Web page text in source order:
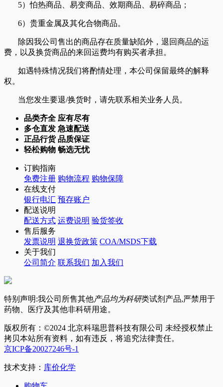
5）怕热商品、易变商品、效期商品、易碎商品；
6）贵重金属及其化合物商品。
除因我公司售出的商品存在质量缺陷外，退回商品的运
费，以及换货商品的来回运费均有购买者承担。
如遇特殊情况我们将酌情处理，本公司保留最终的解释
权。
当您发生要退/换货时，请先联系相关业务人员。
品类齐全 应有尽有
多仓直发 急速配送
正品行货 品质保证
轻松购物 畅选无忧
订购指南
免费注册 购物流程 购物保障
在线支付
银行电汇 预存账户
配送说明
配送方式 运费说明 验货签收
售后服务
发票说明 退换货政策 COA/MSDS下载
关于我们
公司简介 联系我们 加入我们
特别声明:我公司所售其他产品均为科研类试剂产品,严禁用于
药物、医疗及其他非科研用途。
版权所有：©2024 北京科瑞思普科技有限公司 未经授权禁止
拷贝本站所有资料，如有违反，将追究法律责任。
京ICP备20027246号-1
技术支持： 库价化学